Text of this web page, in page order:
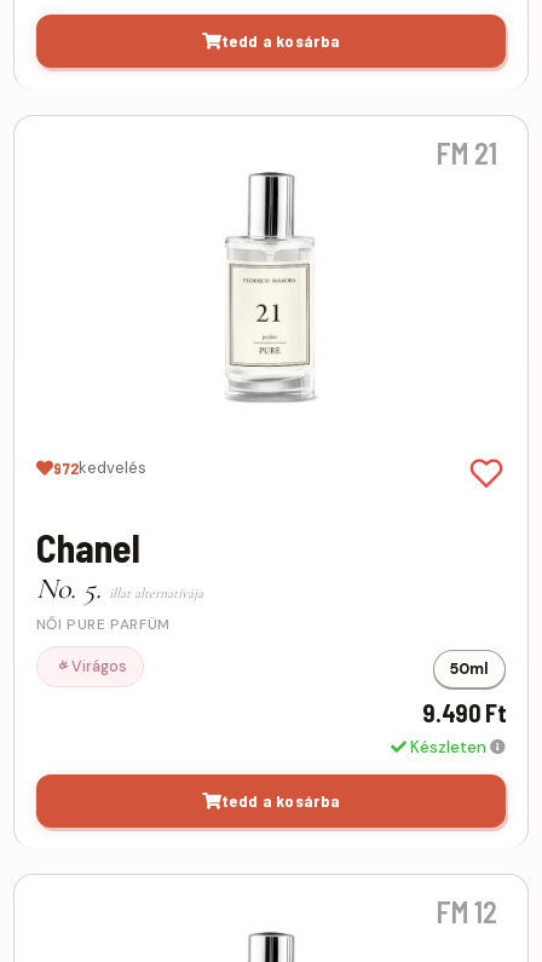
tedd a kosárba
FM 21
972kedvelés
Chanel
No. 5. illat alternatívája
NŐI PURE PARFÜM
Virágos 50ml
9.490 Ft
Készleten
tedd a kosárba
FM 12